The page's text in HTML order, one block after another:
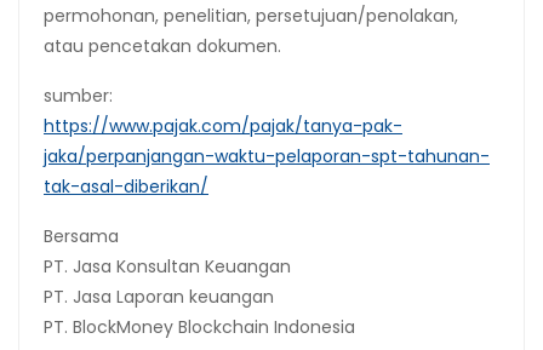
permohonan, penelitian, persetujuan/penolakan,
atau pencetakan dokumen.
sumber:
https://www.pajak.com/pajak/tanya-pak-
jaka/perpanjangan-waktu-pelaporan-spt-tahunan-
tak-asal-diberikan/
Bersama
PT. Jasa Konsultan Keuangan
PT. Jasa Laporan keuangan
PT. BlockMoney Blockchain Indonesia